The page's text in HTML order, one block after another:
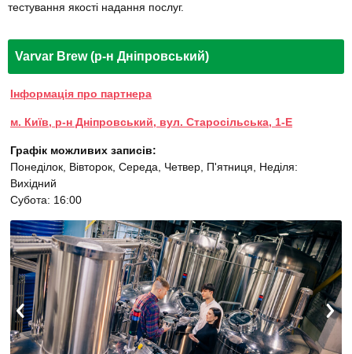
тестування якості надання послуг.
Varvar Brew (р-н Дніпровський)
Інформація про партнера
м. Київ, р-н Дніпровський, вул. Старосільська, 1-Е
Графік можливих записів:
Понеділок, Вівторок, Середа, Четвер, П'ятниця, Неділя:
Вихідний
Субота: 16:00